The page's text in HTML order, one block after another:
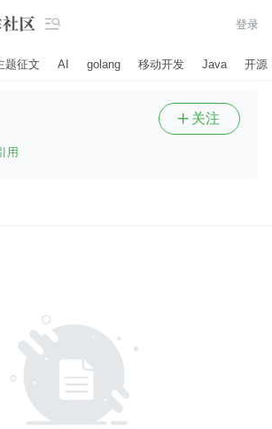
 登录
题征文 AI golang 移动开发 Java 开源
用
 关注